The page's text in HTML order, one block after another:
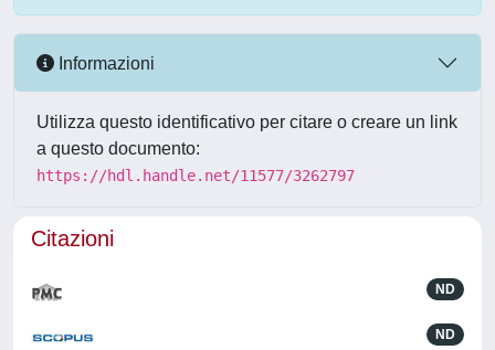
Informazioni
Utilizza questo identificativo per citare o creare un link
a questo documento:
https://hdl.handle.net/11577/3262797
Citazioni
ND
ND